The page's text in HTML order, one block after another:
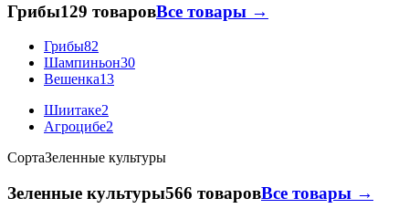
Грибы129 товаровВсе товары →
Грибы82
Шампиньон30
Вешенка13
Шиитаке2
Агроцибе2
СортаЗеленные культуры
Зеленные культуры566 товаровВсе товары →